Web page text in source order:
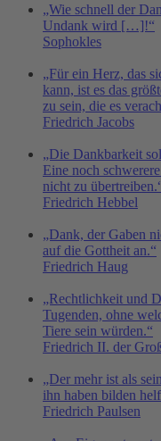
„Wie schnell der
Undank wird […]!“
Sophokles
„Für ein Herz, das
kann, ist es das
zu sein, die es
Friedrich Jacobs
„Die Dankbarkeit
Eine noch
nicht zu
Friedrich Hebbel
„Dank, der Gaben
auf die Gottheit an.“
Friedrich Haug
„Rechtlichkeit und
Tugenden, ohne
Tiere sein würden.“
Friedrich II. der
„Der mehr ist als
ihn haben bilden
Friedrich Paulsen